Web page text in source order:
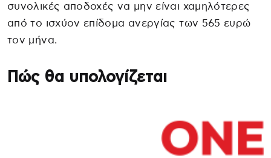
συνολικές αποδοχές να μην είναι χαμηλότερες
από το ισχύον επίδομα ανεργίας των 565 ευρώ
τον μήνα.
Πώς θα υπολογίζεται